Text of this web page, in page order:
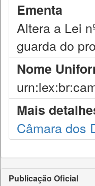
Ementa
Altera a Lei
guarda do
Nome
Mais
Câmara dos
Publicação Oficial